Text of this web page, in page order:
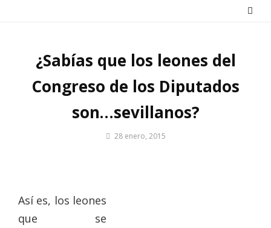
¿Sabías que los leones del
Congreso de los Diputados
son…sevillanos?
Por28 enero, 2015
Así es, los leones
que se